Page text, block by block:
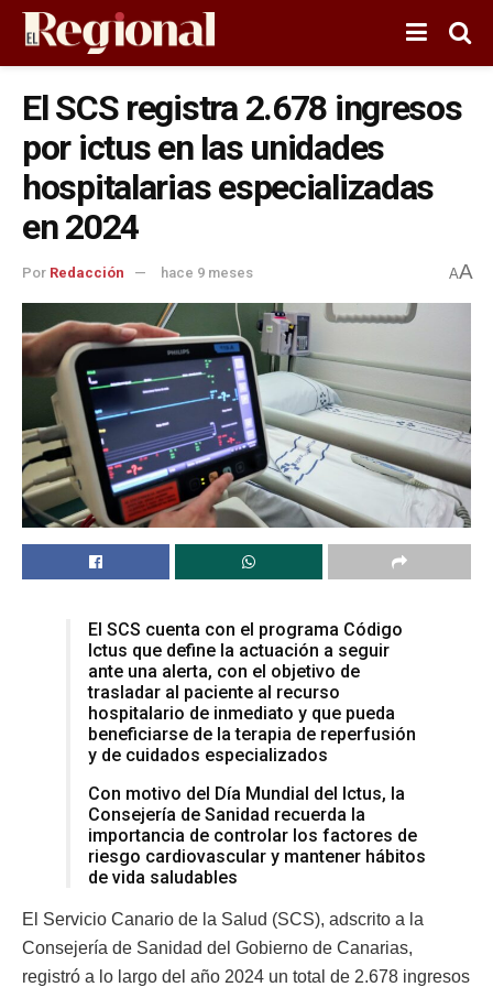
El SCS registra 2.678 ingresos
por ictus en las unidades
hospitalarias especializadas
en 2024
Por Redacción hace 9 meses AA
El SCS cuenta con el programa Código
Ictus que define la actuación a seguir
ante una alerta, con el objetivo de
trasladar al paciente al recurso
hospitalario de inmediato y que pueda
beneficiarse de la terapia de reperfusión
y de cuidados especializados
Con motivo del Día Mundial del Ictus, la
Consejería de Sanidad recuerda la
importancia de controlar los factores de
riesgo cardiovascular y mantener hábitos
de vida saludables
El Servicio Canario de la Salud (SCS), adscrito a la
Consejería de Sanidad del Gobierno de Canarias,
registró a lo largo del año 2024 un total de 2.678 ingresos